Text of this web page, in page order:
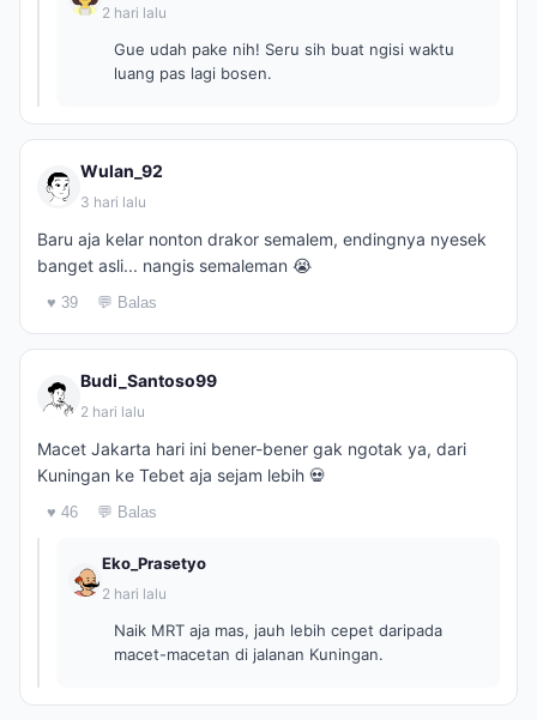
2 hari lalu
Gue udah pake nih! Seru sih buat ngisi waktu
luang pas lagi bosen.
Wulan_92
3 hari lalu
Baru aja kelar nonton drakor semalem, endingnya nyesek
banget asli... nangis semaleman 😭
♥ 39 💬 Balas
Budi_Santoso99
2 hari lalu
Macet Jakarta hari ini bener-bener gak ngotak ya, dari
Kuningan ke Tebet aja sejam lebih 💀
♥ 46 💬 Balas
Eko_Prasetyo
2 hari lalu
Naik MRT aja mas, jauh lebih cepet daripada
macet-macetan di jalanan Kuningan.